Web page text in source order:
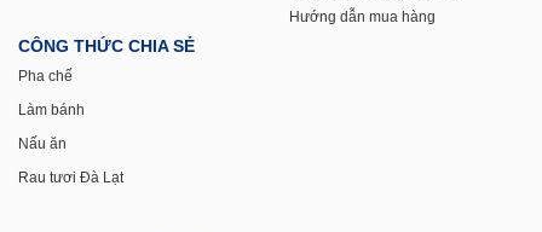
Hướng dẫn mua hàng
CÔNG THỨC CHIA SẺ
Pha chế
Làm bánh
Nấu ăn
Rau tươi Đà Lạt